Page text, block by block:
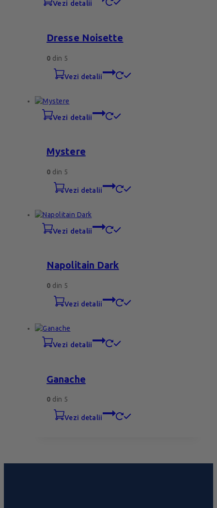
vezi detalii
Dresse Noisette
0 din 5
vezi detalii
vezi detalii
Mystere
0 din 5
vezi detalii
vezi detalii
Napolitain Dark
0 din 5
vezi detalii
vezi detalii
Ganache
0 din 5
vezi detalii